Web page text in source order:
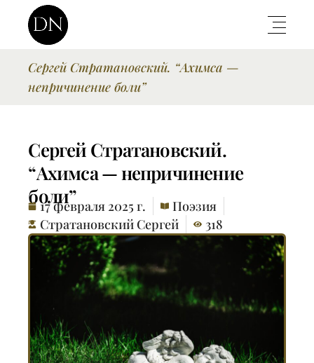
Сергей Стратановский. “Ахимса —
непричинение боли”
Сергей Стратановский.
“Ахимса — непричинение
боли”
17 февраля 2025 г.
Поэзия
Стратановский Сергей
318